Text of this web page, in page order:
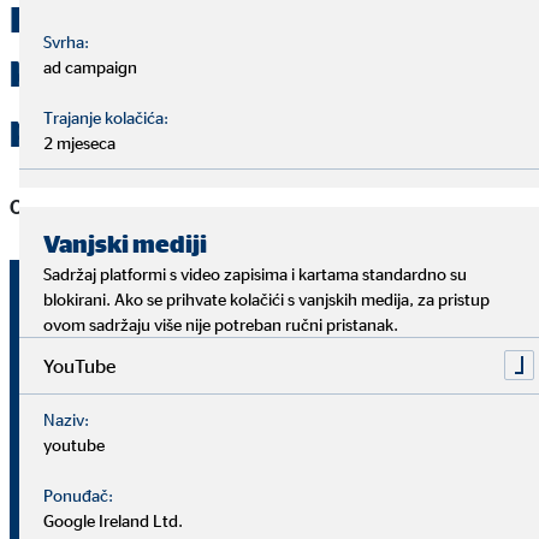
Ključne brojke poslovanja
koncerna OVB u prvoj
polovici 2020. godine
Operativni pokazatelj
1. 1. –
30. 6.
2020.
Klijenti (31. 3.)
Financijski planeri
(31. 3.)
Svrha:
ad campaign
Trajanje kolačića:
2 mjeseca
Vanjski mediji
Sadržaj platformi s video zapisima i kartama standardno su
blokirani. Ako se prihvate kolačići s vanjskih medija, za pristup
ovom sadržaju više nije potreban ručni pristanak.
YouTube
Naziv:
youtube
Ponuđač:
Google Ireland Ltd.